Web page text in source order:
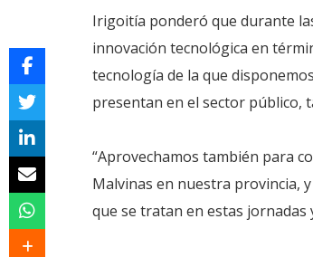
Irigoitía ponderó que durante
innovación tecnológica en
tecnología de la que
presentan en el sector público,
“Aprovechamos también para
Malvinas en nuestra provincia,
que se tratan en estas jornadas